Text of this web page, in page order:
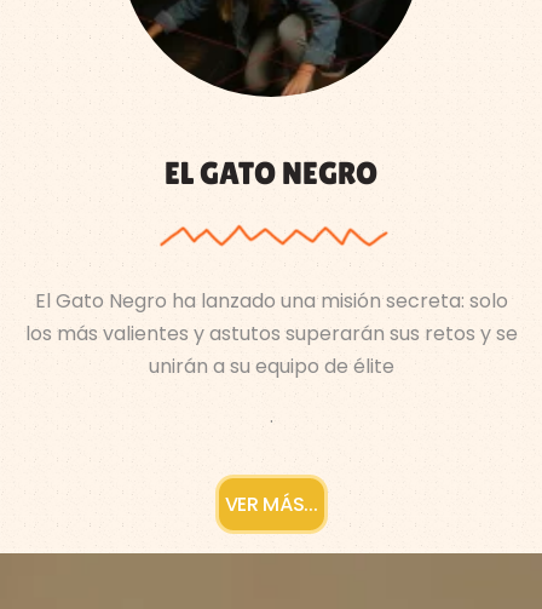
EL GATO NEGRO
El Gato Negro ha lanzado una misión secreta: solo
los más valientes y astutos superarán sus retos y se
unirán a su equipo de élite
.
VER MÁS...